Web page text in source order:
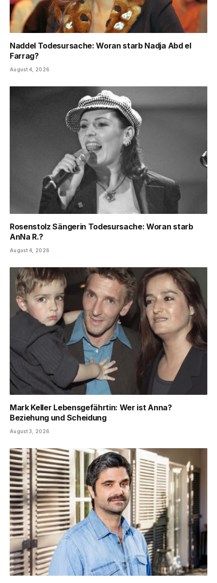
Naddel Todesursache: Woran starb Nadja Abd el
Farrag?
August 4, 2026
Rosenstolz Sängerin Todesursache: Woran starb
AnNa R.?
August 4, 2026
Mark Keller Lebensgefährtin: Wer ist Anna?
Beziehung und Scheidung
August 3, 2026